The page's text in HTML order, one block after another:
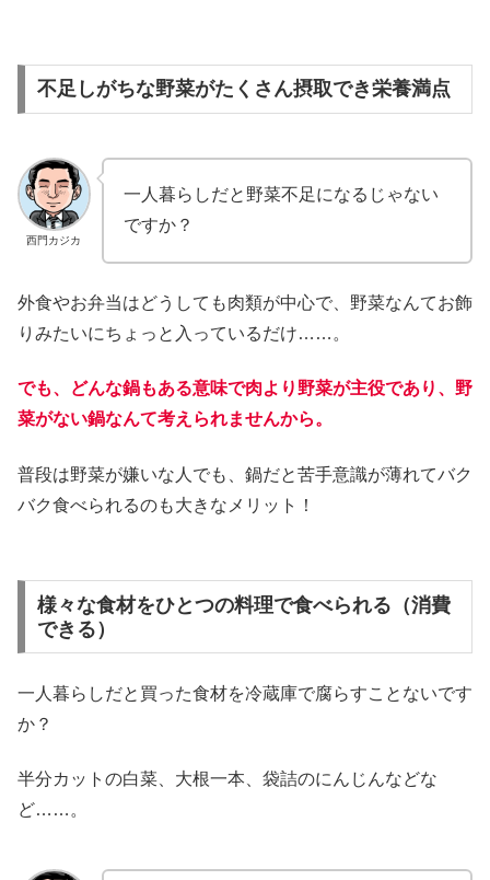
不足しがちな野菜がたくさん摂取でき栄養満点
西門カジカ
一人暮らしだと野菜不足になるじゃない
ですか？
外食やお弁当はどうしても肉類が中心で、野菜なんてお飾
りみたいにちょっと入っているだけ……。
でも、どんな鍋もある意味で肉より野菜が主役であり、野
菜がない鍋なんて考えられませんから。
普段は野菜が嫌いな人でも、鍋だと苦手意識が薄れてバク
バク食べられるのも大きなメリット！
様々な食材をひとつの料理で食べられる（消費
できる）
一人暮らしだと買った食材を冷蔵庫で腐らすことないです
か？
半分カットの白菜、大根一本、袋詰のにんじんなどな
ど……。